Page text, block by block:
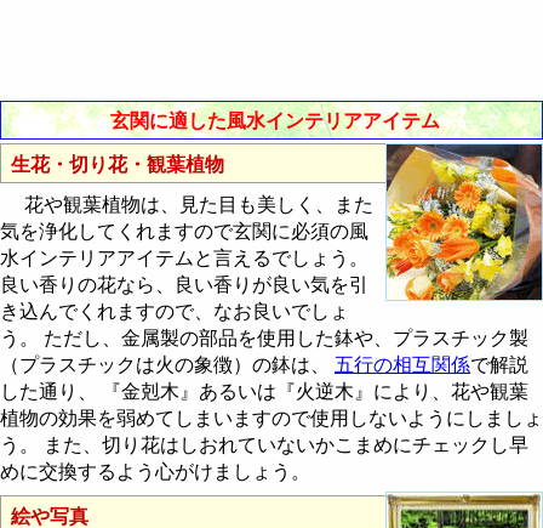
住宅の飛星図を作成する
住宅の飛星図を読む
玄関に適した風水インテリアアイテム
生花・切り花・観葉植物
花や観葉植物は、見た目も美しく、また
気を浄化してくれますので玄関に必須の風
水インテリアアイテムと言えるでしょう。
良い香りの花なら、良い香りが良い気を引
き込んでくれますので、なお良いでしょ
う。 ただし、金属製の部品を使用した鉢や、プラスチック製
（プラスチックは火の象徴）の鉢は、 五行の相互関係で解説
した通り、 『金剋木』あるいは『火逆木』により、花や観葉
植物の効果を弱めてしまいますので使用しないようにしましょ
う。 また、切り花はしおれていないかこまめにチェックし早
めに交換するよう心がけましょう。
絵や写真